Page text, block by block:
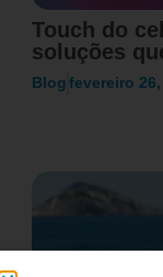
Touch do
soluções
Blogfevereiro 26,